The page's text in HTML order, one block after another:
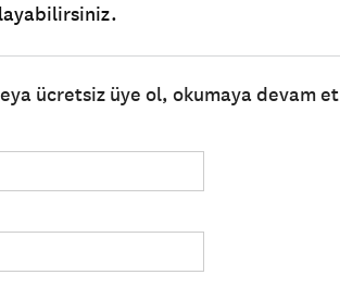
ücretsiz üye ol, okumaya devam et